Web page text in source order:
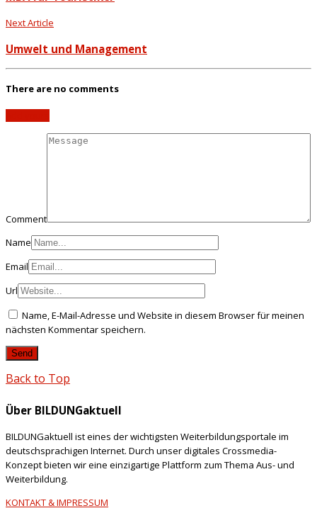
Next Article
Umwelt und Management
There are no comments
Comment
Name
Email
Url
Name, E-Mail-Adresse und Website in diesem Browser für meinen
nächsten Kommentar speichern.
Back to Top
Über BILDUNGaktuell
BILDUNGaktuell ist eines der wichtigsten Weiterbildungsportale im
deutschsprachigen Internet. Durch unser digitales Crossmedia-
Konzept bieten wir eine einzigartige Plattform zum Thema Aus- und
Weiterbildung.
KONTAKT & IMPRESSUM